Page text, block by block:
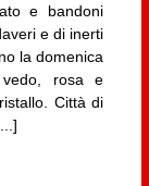
e bandoni
e di inerti
la domenica
rosa e
Città di